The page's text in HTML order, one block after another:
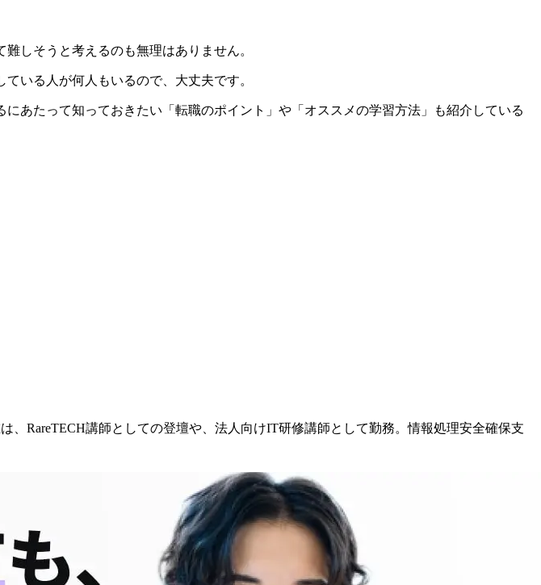
しそうと考えるのも無理はありません。
いる人が何人もいるので、大丈夫です。
あたって知っておきたい「転職のポイント」や「オススメの学習方法」も紹介している
、RareTECH講師としての登壇や、法人向けIT研修講師として勤務。情報処理安全確保支